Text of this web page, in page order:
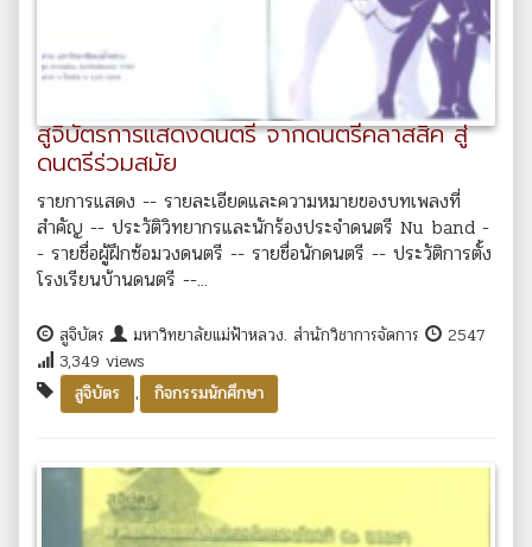
สูจิบัตรการแสดงดนตรี จากดนตรีคลาสสิค สู่
ดนตรีร่วมสมัย
รายการแสดง -- รายละเอียดและความหมายของบทเพลงที่
สำคัญ -- ประวัติวิทยากรและนักร้องประจำดนตรี Nu band -
- รายชื่อผู้ฝึกซ้อมวงดนตรี -- รายชื่อนักดนตรี -- ประวัติการตั้ง
โรงเรียนบ้านดนตรี --...
สูจิบัตร มหาวิทยาลัยแม่ฟ้าหลวง. สำนักวิชาการจัดการ
2547
3,349 views
สูจิบัตร
, กิจกรรมนักศึกษา